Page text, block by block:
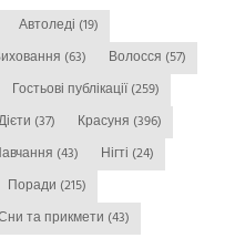
Автоледі (19)
Виховання (63) Волосся (57)
Гостьові публікації(259)
Дієти (37) Красуня (396)
Навчання (43) Нігті (24)
Поради (215)
Сни та прикмети (43)